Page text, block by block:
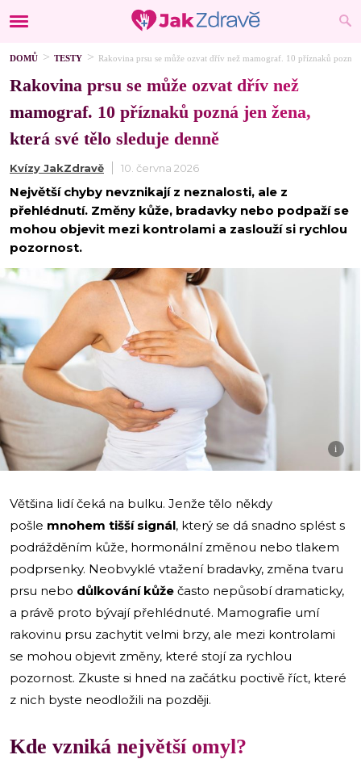
DOMŮ TESTY Rakovina prsu se může ozvat dřív než mamograf. 10 příznaků pozná
Rakovina prsu se může ozvat dřív než
mamograf. 10 příznaků pozná jen žena,
která své tělo sleduje denně
Kvízy JakZdravě 10. června 2026
Největší chyby nevznikají z neznalosti, ale z
přehlédnutí. Změny kůže, bradavky nebo podpaží se
mohou objevit mezi kontrolami a zaslouží si rychlou
pozornost.
i
Většina lidí čeká na bulku. Jenže tělo někdy
pošle mnohem tišší signál, který se dá snadno splést s
podrážděním kůže, hormonální změnou nebo tlakem
podprsenky. Neobvyklé vtažení bradavky, změna tvaru
prsu nebo důlkování kůže často nepůsobí dramaticky,
a právě proto bývají přehlédnuté. Mamografie umí
rakovinu prsu zachytit velmi brzy, ale mezi kontrolami
se mohou objevit změny, které stojí za rychlou
pozornost. Zkuste si hned na začátku poctivě říct, které
z nich byste neodložili na později.
Kde vzniká největší omyl?